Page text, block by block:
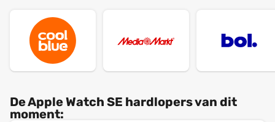
De Apple Watch SE hardlopers van dit
moment: